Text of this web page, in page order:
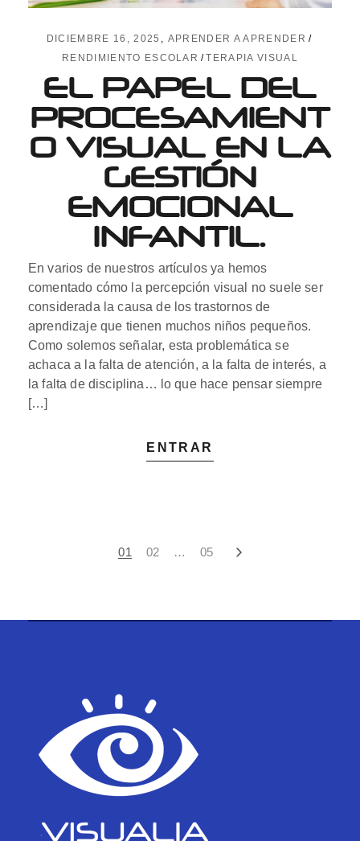
DICIEMBRE 16, 2025
APRENDER A APRENDER
RENDIMIENTO ESCOLAR
TERAPIA VISUAL
EL PAPEL DEL
PROCESAMIENT
O VISUAL EN LA
GESTIÓN
EMOCIONAL
INFANTIL.
En varios de nuestros artículos ya hemos
comentado cómo la percepción visual no suele ser
considerada la causa de los trastornos de
aprendizaje que tienen muchos niños pequeños.
Como solemos señalar, esta problemática se
achaca a la falta de atención, a la falta de interés, a
la falta de disciplina… lo que hace pensar siempre
[…]
ENTRAR
PAGINACIÓN
01 02 … 05